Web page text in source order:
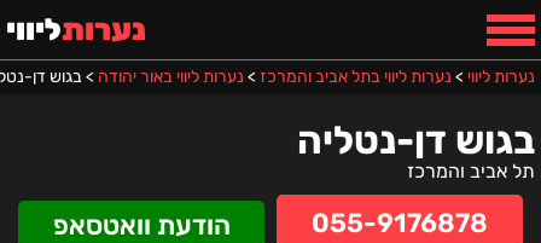
בגוש דן-נטליה
תל אביב והמרכז
055-9176878 הודעת וואטסאפ
נערותליווי
נערות ליווי > נערות ליווי בתל אביב והמרכז > נערות ליווי באור יהודה >בגוש דן-